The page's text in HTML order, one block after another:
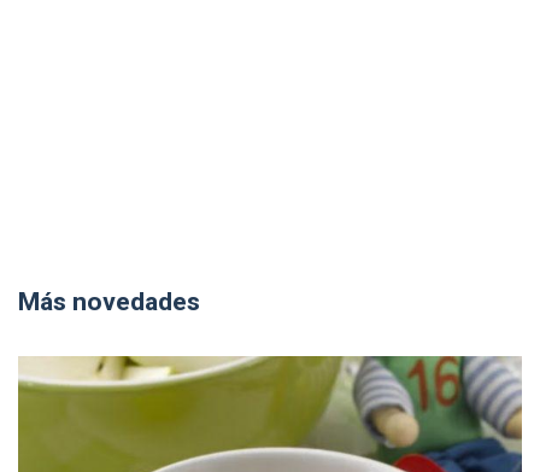
Más novedades